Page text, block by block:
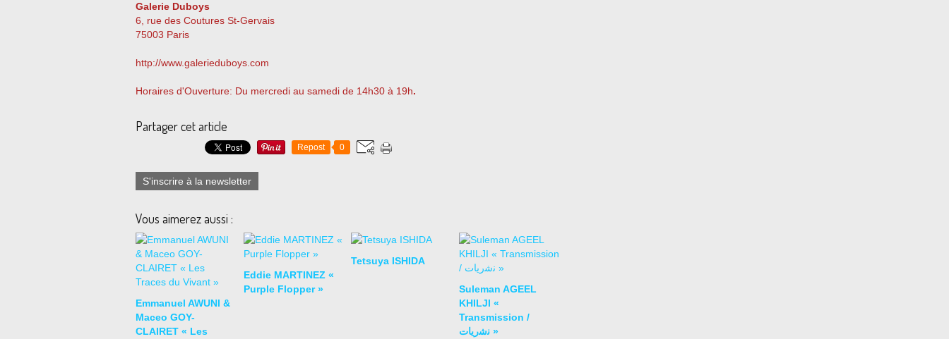
Galerie Duboys
6, rue des Coutures St-Gervais
75003 Paris
http://www.galerieduboys.com
Horaires d'Ouverture: Du mercredi au samedi de 14h30 à 19h.
Partager cet article
Repost 0
S'inscrire à la newsletter
Vous aimerez aussi :
Emmanuel AWUNI &
Maceo GOY-
CLAIRET « Les
Eddie MARTINEZ «
Purple Flopper »
Tetsuya ISHIDA
Suleman AGEEL
KHILJI «
Transmission /
ﻧﺷرﯾﺎت »